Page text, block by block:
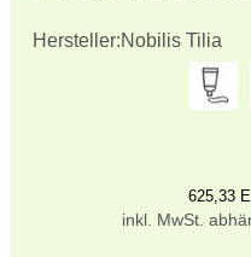
Hersteller:Nobilis Tilia
625,33
inkl. MwSt.